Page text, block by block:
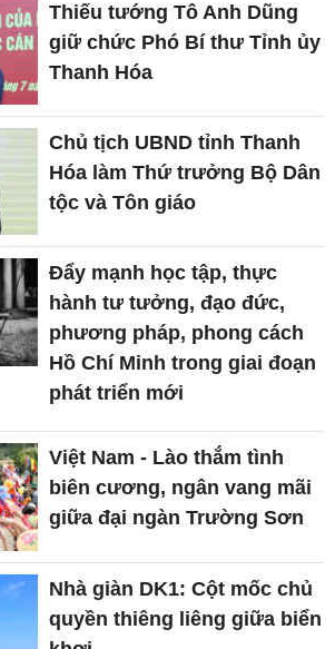
Thiếu tướng Tô Anh Dũng
giữ chức Phó Bí thư Tỉnh ủy
Thanh Hóa
Chủ tịch UBND tỉnh Thanh
Hóa làm Thứ trưởng Bộ Dân
tộc và Tôn giáo
Đẩy mạnh học tập, thực
hành tư tưởng, đạo đức,
phương pháp, phong cách
Hồ Chí Minh trong giai đoạn
phát triển mới
Việt Nam - Lào thắm tình
biên cương, ngân vang mãi
giữa đại ngàn Trường Sơn
Nhà giàn DK1: Cột mốc chủ
quyền thiêng liêng giữa biển